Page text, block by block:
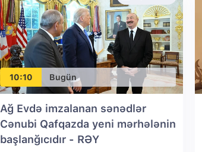
10:10 Bugün
Ağ Evdə imzalanan sənədlər
Cənubi Qafqazda yeni mərhələnin
başlanğıcıdır - RƏY